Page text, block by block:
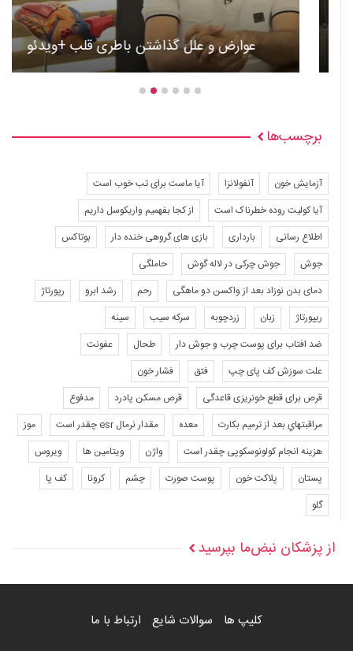
عوارض و علل گذاشتن باطری قلب +ویدئو
برچسب‌ها
آزمایش خون آنفولانزا
آیا ماست برای تب خوب است
آیا کولیت روده خطرناک است
از کجا بفهمیم واریکوسل داریم
اطلاع رسانی
بارداری بازی های گروهی خنده دار
بوتاکس
جوش
جوش چرکی در لاله گوش
حاملگی
دمای بدن نوزاد بعد از واکسن دو ماهگی
رحم رشد ابرو
رپورتاژ
ریپورتاژ
زبان زردچوبه سرکه سیب
سینه
ضد افتاب برای پوست چرب و جوش دار
طحال
عفونت
علت سوزش کف پای چپ
فتق
فشار خون
قرص برای قطع خونریزی قاعدگی
قرص مسکن پادرد
مدفوع
مراقبتهاي بعد از ترميم بكارت
معده مقدار نرمال esr چقدر است
موز
هزینه انجام کولونوسکوپی چقدر است
واژن ویتامین ها
ویروس
پستان
پلاکت خون پوست صورت چشم کرونا
کف پا
گلو
از پزشکان نبض‌ما بپرسید
کلیپ ها سوالات شایع ارتباط با ما